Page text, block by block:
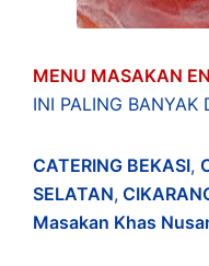
MENU MASAKAN
INI PALING BANYAK
CATERING BEKASI,
SELATAN,
Masakan Khas